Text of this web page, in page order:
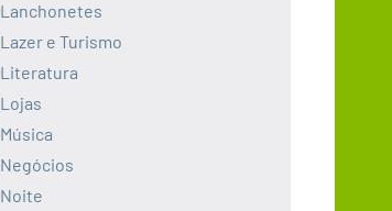
Lanchonetes
Lazer e Turismo
Literatura
Lojas
Música
Negócios
Noite